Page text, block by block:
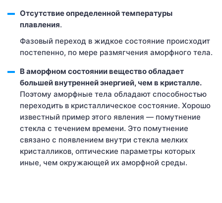
Отсутствие определенной температуры
плавления.
Фазовый переход в жидкое состояние происходит
постепенно, по мере размягчения аморфного тела.
В аморфном состоянии вещество обладает
большей внутренней энергией, чем в кристалле.
Поэтому аморфные тела обладают способностью
переходить в кристаллическое состояние. Хорошо
известный пример этого явления — помутнение
стекла с течением времени. Это помутнение
связано с появлением внутри стекла мелких
кристалликов, оптические параметры которых
иные, чем окружающей их аморфной среды.